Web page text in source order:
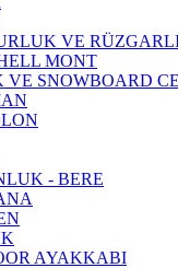
VE
MONT
VE SNOWBOARD
- BERE
AYAKKABI